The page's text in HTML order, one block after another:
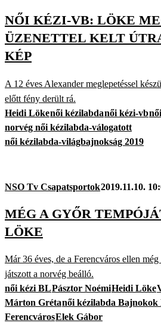
NŐI KÉZI-VB: LÖKE
ÜZENETTEL KELT
KÉP
A 12 éves Alexander meglepetéssel
előtt fény derült rá.
Heidi Lökenői kézilabdanői kézi-vb
norvég női kézilabda-válogatott
női kézilabda-világbajnokság 2019
NSO Tv Csapatsportok2019.11.10.
MÉG A GYŐR
LÖKE
Már 36 éves, de a Ferencváros ellen
játszott a norvég beálló.
női kézi BLPásztor NoémiHeidi Löke
Márton Grétanői kézilabda Bajnokok
FerencvárosElek Gábor